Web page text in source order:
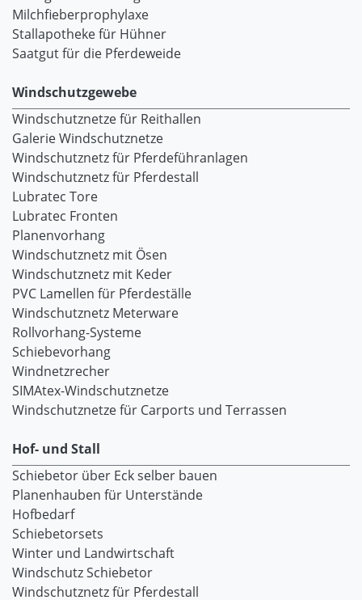
Milchfieberprophylaxe
Stallapotheke für Hühner
Saatgut für die Pferdeweide
Windschutzgewebe
Windschutznetze für Reithallen
Galerie Windschutznetze
Windschutznetz für Pferdeführanlagen
Windschutznetz für Pferdestall
Lubratec Tore
Lubratec Fronten
Planenvorhang
Windschutznetz mit Ösen
Windschutznetz mit Keder
PVC Lamellen für Pferdeställe
Windschutznetz Meterware
Rollvorhang-Systeme
Schiebevorhang
Windnetzrecher
SIMAtex-Windschutznetze
Windschutznetze für Carports und Terrassen
Hof- und Stall
Schiebetor über Eck selber bauen
Planenhauben für Unterstände
Hofbedarf
Schiebetorsets
Winter und Landwirtschaft
Windschutz Schiebetor
Windschutznetz für Pferdestall